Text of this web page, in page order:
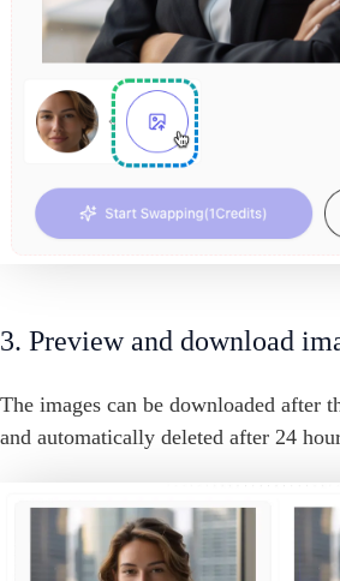
3. Preview and download
The images can be downloaded after
and automatically deleted after 24